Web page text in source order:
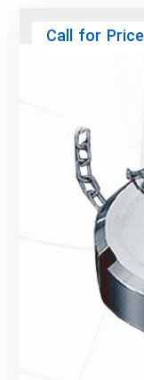
Call for Price